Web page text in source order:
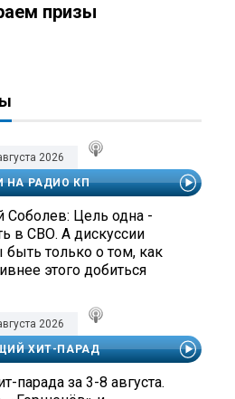
призы
2026
НА РАДИО КП
Соболев: Цель одна -
в СВО. А дискуссии
только о том, как
этого добиться
2026
ХИТ-ПАРАД
парада за 3-8 августа.